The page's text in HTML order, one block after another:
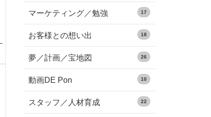
マーケティング／勉強 17
お客様との想い出 18
夢／計画／宝地図 26
動画DE Pon 10
スタッフ／人材育成 22